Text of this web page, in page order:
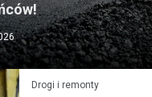
Drogi i remonty